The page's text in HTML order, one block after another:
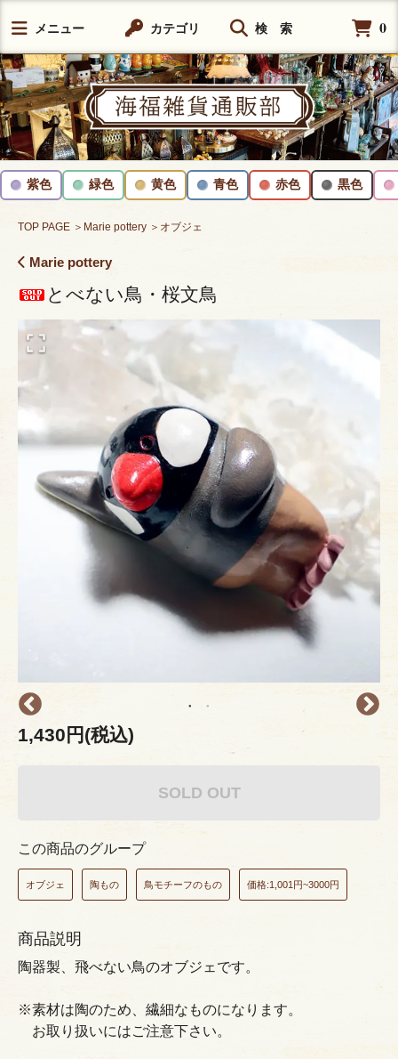
メニュー カテゴリ 検 索 0
紫色 緑色 黄色 青色 赤色 黒色
TOP PAGE ＞Marie pottery ＞オブジェ
Marie pottery
とべない鳥・桜文鳥
1,430円(税込)
SOLD OUT
この商品のグループ
オブジェ 陶もの 鳥モチーフのもの 価格:1,001円~3000円
商品説明
陶器製、飛べない鳥のオブジェです。
※素材は陶のため、繊細なものになります。
お取り扱いにはご注意下さい。